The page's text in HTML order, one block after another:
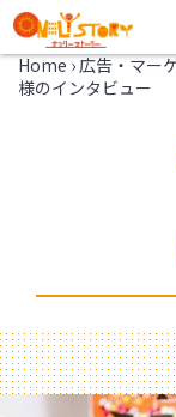
Home ›広告・マー
様のインタビュー